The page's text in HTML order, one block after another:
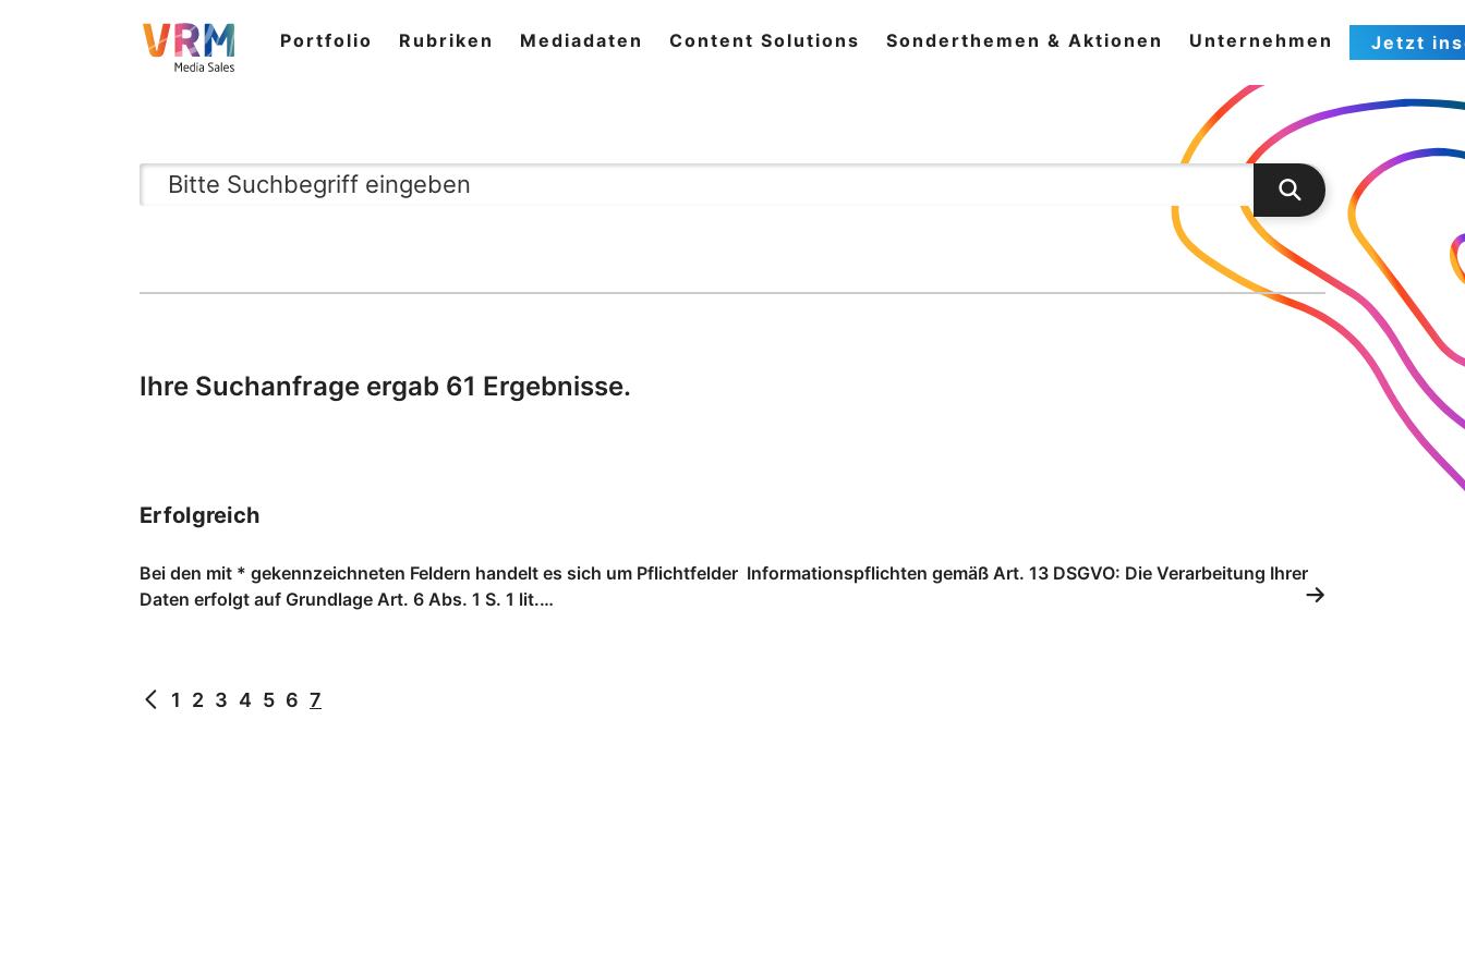
Portfolio Rubriken Mediadaten Content Solutions Sonderthemen & Aktionen Unternehmen Jetzt
Ihre Suchanfrage ergab 61 Ergebnisse.
Erfolgreich
Bei den mit * gekennzeichneten Feldern handelt es sich um Pflichtfelder Informationspflichten gemäß Art. 13 DSGVO: Die Verarbeitung Ihrer
Daten erfolgt auf Grundlage Art. 6 Abs. 1 S. 1 lit.…
1 2 3 4 5 6 7